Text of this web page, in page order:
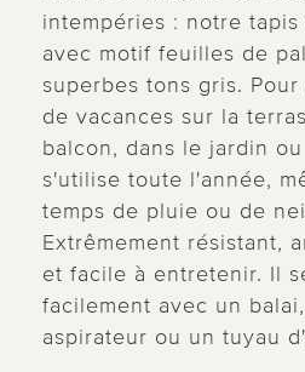
intempéries : notre
avec motif feuilles de
superbes tons gris.
de vacances sur la
balcon, dans le jardin
s'utilise toute l'année,
temps de pluie ou de
Extrêmement résistant,
et facile à entretenir. Il
facilement avec un
aspirateur ou un tuyau